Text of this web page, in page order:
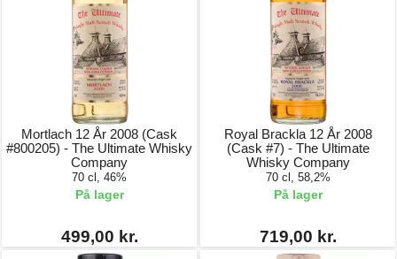
Mortlach 12 År 2008 (Cask
#800205) - The Ultimate Whisky
Company
70 cl, 46%
På lager
499,00 kr.
Royal Brackla 12 År 2008
(Cask #7) - The Ultimate
Whisky Company
70 cl, 58,2%
På lager
719,00 kr.